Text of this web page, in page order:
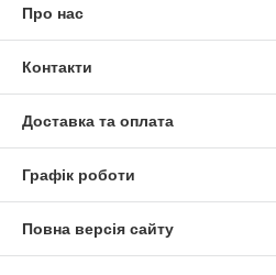
Про нас
Контакти
Доставка та оплата
Графік роботи
Повна версія сайту